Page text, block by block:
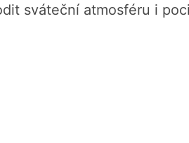
sváteční atmosféru i